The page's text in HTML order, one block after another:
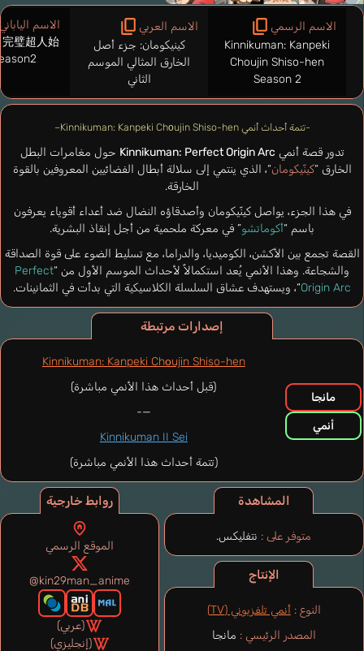
-تتمة أحداث أنمي Kinnikuman: Kanpeki Chоujin Shiso-hen–
تدور قصة أنمي Kinnikuman: Perfect Origin Arc حول مغامرات البطل
الخارق “كينّيكومان“، الذي ينتمي إلى سلالة أبطال الفضائيين المعروفين بالقوة
الخارقة.
في هذا الجزء، يواصل كينّيكومان وأصدقاؤه النضال ضد أعداء أقوياء يعرفون
باسم “أكوماتشو” في معركة ملحمية من أجل إنقاذ البشرية.
القصة تجمع بين الأكشن، الكوميديا، والدراما، مع تسليط الضوء على قوة الصداقة
والشجاعة. وهذا الأنمي يُعد استكمالاً لأحداث الموسم الأول من “Perfect
Origin Arc“، ويستهدف عشاق السلسلة الكلاسيكية التي بدأت في الثمانينات.
المشاهدة
متوفر على : نتفليكس.
الاسم الرسمي
Kinnikuman: Kanpeki
Choujin Shiso-hen
Season 2
الاسم العربي
كينيكومان: جزء أصل
الخارق المثالي الموسم
الثاني
الاسم الياباني
璧超人始
الإنتاج
النوع :أنمي تلفزيوني (TV)
المصدر الرئيسي : مانجا
إصدارات مرتبطة
مانجا
أنمي
Kinnikuman: Kanpeki Chоujin Shiso-hen
(قبل أحداث هذا الأنمي مباشرة)
—-
Kinnikuman II Sei
(تتمة أحداث هذا الأنمي مباشرة)
روابط خارجية
الموقع الرسمي
@kin29man_anime
(عربي)
(إنجليزي)